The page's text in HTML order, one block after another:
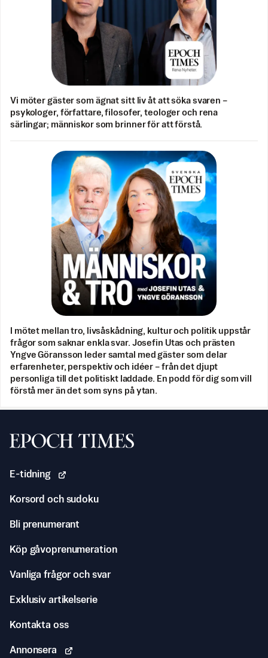
Vi möter gäster som ägnat sitt liv åt att söka svaren –
psykologer, författare, filosofer, teologer och rena
särlingar; människor som brinner för att förstå.
I mötet mellan tro, livsåskådning, kultur och politik uppstår
frågor som saknar enkla svar. Josefin Utas och prästen
Yngve Göransson leder samtal med gäster som delar
erfarenheter, perspektiv och idéer – från det djupt
personliga till det politiskt laddade. En podd för dig som vill
förstå mer än det som syns på ytan.
Svenska Epoch Times
E-tidning
Korsord och sudoku
Bli prenumerant
Köp gåvoprenumeration
Vanliga frågor och svar
Exklusiv artikelserie
Kontakta oss
Annonsera